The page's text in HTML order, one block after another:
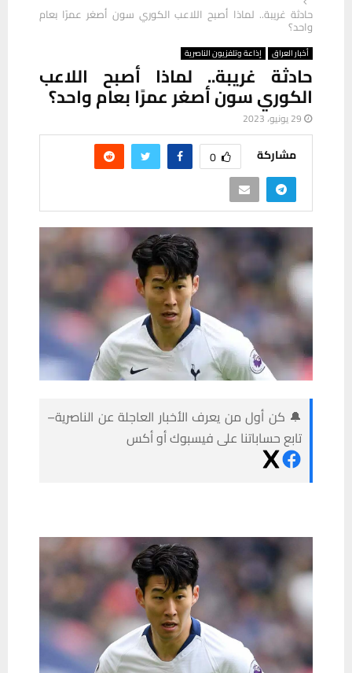
حادثة غريبة.. لماذا أصبح اللاعب الكوري سون أصغر عمرًا بعام
واحد؟
أخبار العراق إذاعة وتلفزيون الناصرية
حادثة غريبة.. لماذا أصبح اللاعب
الكوري سون أصغر عمرًا بعام واحد؟
29 يونيو، 2023
مشاركة 0
🔔 كن أول من يعرف الأخبار العاجلة عن الناصرية–
تابع حساباتنا على فيسبوك أو أكس